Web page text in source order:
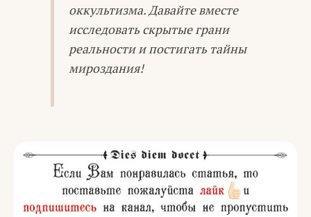
оккультизма. Давайте вместе
исследовать скрытые грани
реальности и постигать тайны
мироздания!